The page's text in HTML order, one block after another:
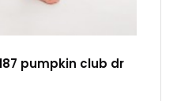
pumpkin club dr